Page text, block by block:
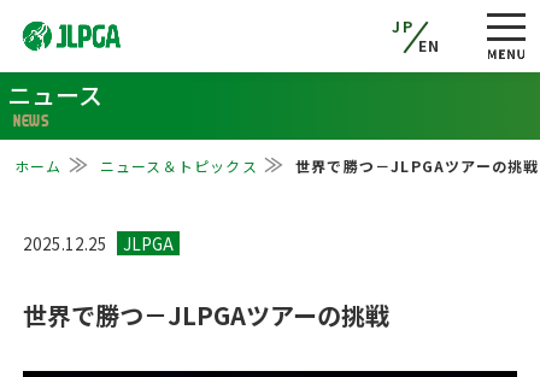
JP
EN
ニュース
NEWS
ホーム ニュース＆トピックス 世界で勝つ－JLPGAツアーの挑戦
2025.12.25
世界で勝つ－JLPGAツアーの挑戦